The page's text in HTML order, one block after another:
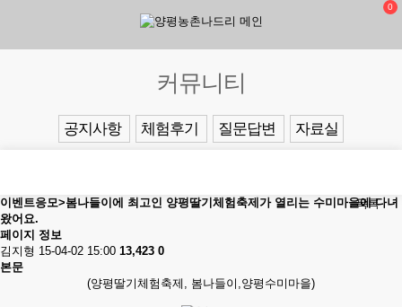
0
커뮤니티
공지사항 체험후기 질문답변 자료실
목록
이벤트응모>봄나들이에 최고인 양평딸기체험축제가 열리는 수미마을에 다녀
왔어요.
페이지 정보
김지형 15-04-02 15:00 13,423 0
본문
(양평딸기체험축제, 봄나들이,양평수미마을)